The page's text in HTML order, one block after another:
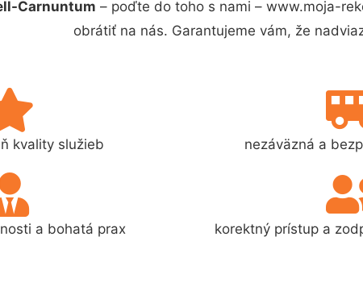
Carnuntum – poďte do toho s nami – www.moja-
obrátiť na nás. Garantujeme vám, že
kvality služieb nezáväzná a
a bohatá prax korektný prístup a